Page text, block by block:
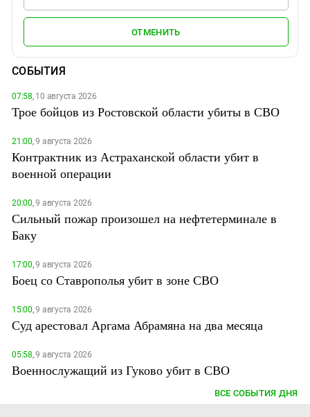
ОТМЕНИТЬ
СОБЫТИЯ
07:58,10 августа 2026
Трое бойцов из Ростовской области убиты в СВО
21:00,9 августа 2026
Контрактник из Астраханской области убит в
военной операции
20:00,9 августа 2026
Сильный пожар произошел на нефтетерминале в
Баку
17:00,9 августа 2026
Боец со Ставрополья убит в зоне СВО
15:00,9 августа 2026
Суд арестовал Аргама Абрамяна на два месяца
05:58,9 августа 2026
Военнослужащий из Гуково убит в СВО
ВСЕ СОБЫТИЯ ДНЯ